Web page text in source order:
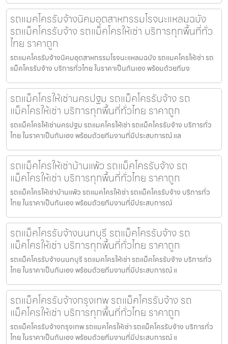
รถแมคโครรับจ้างนิคมอุตสาหกรรมโรจนะแหลมฉบัง
รถแม็คโครรับจ้าง รถแม็คโครให้เช่า บริการทุกพื้นที่ทั่ว
ไทย ราคาถูก
รถแมคโครรับจ้างนิคมอุตสาหกรรมโรจนะแหลมฉบัง รถแมคโครให้เช่า รถ
แม็คโครรับจ้าง บริการทั่วไทย ในราคาเป็นกันเอง พร้อมด้วยทีมง
รถแม็คโครให้เช่านครปฐม รถแม็คโครรับจ้าง รถ
แม็คโครให้เช่า บริการทุกพื้นที่ทั่วไทย ราคาถูก
รถแม็คโครให้เช่านครปฐม รถแมคโครให้เช่า รถแม็คโครรับจ้าง บริการทั่ว
ไทย ในราคาเป็นกันเอง พร้อมด้วยทีมงานที่มีประสบการณ์ แล
รถแม็คโครให้เช่าบ้านแพ้ว รถแม็คโครรับจ้าง รถ
แม็คโครให้เช่า บริการทุกพื้นที่ทั่วไทย ราคาถูก
รถแม็คโครให้เช่าบ้านแพ้ว รถแมคโครให้เช่า รถแม็คโครรับจ้าง บริการทั่ว
ไทย ในราคาเป็นกันเอง พร้อมด้วยทีมงานที่มีประสบการณ์
รถแม็คโครรับจ้างนนทบุรี รถแม็คโครรับจ้าง รถ
แม็คโครให้เช่า บริการทุกพื้นที่ทั่วไทย ราคาถูก
รถแม็คโครรับจ้างนนทบุรี รถแมคโครให้เช่า รถแม็คโครรับจ้าง บริการทั่ว
ไทย ในราคาเป็นกันเอง พร้อมด้วยทีมงานที่มีประสบการณ์ แ
รถแม็คโครรับจ้างกรุงเทพ รถแม็คโครรับจ้าง รถ
แม็คโครให้เช่า บริการทุกพื้นที่ทั่วไทย ราคาถูก
รถแม็คโครรับจ้างกรุงเทพ รถแมคโครให้เช่า รถแม็คโครรับจ้าง บริการทั่ว
ไทย ในราคาเป็นกันเอง พร้อมด้วยทีมงานที่มีประสบการณ์ แ